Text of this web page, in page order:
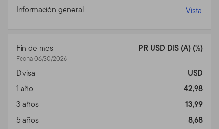
Información general
Vista
Fin de mes
Fecha 06/30/2026
PR USD DIS (A) (%)
Divisa
USD
1 año
42,98
3 años
13,99
5 años
8,68
Privacidad para un sumario de la información personal
con relación al uso de esa información; y las medidas
que tomamos para salvaguardarla.
Sitio puede implicar la trasmisión de información,
incluyendo datas personales identificables, sobre usted.
Su consentimiento a la trasmisión de tal información por